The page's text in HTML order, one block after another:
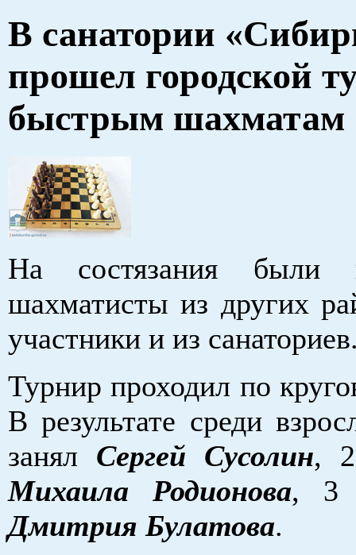
В санатории
прошел городской
быстрым шахматам
На состязания были
шахматисты из других
участники и из
Турнир проходил по
В результате среди
занял Сергей Сусолин,
Михаила Родионова, 3
Дмитрия Булатова.